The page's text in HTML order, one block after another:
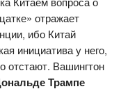
отражает
ибо Китай
инициатива у него,
отстают. Вашингтон
Трампе